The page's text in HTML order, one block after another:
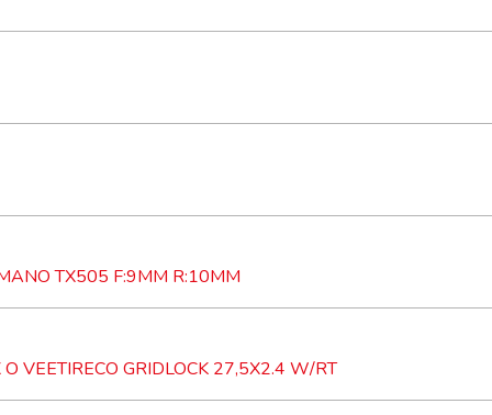
TX505 F:9MM R:10MM
VEETIRECO GRIDLOCK 27,5X2.4 W/RT